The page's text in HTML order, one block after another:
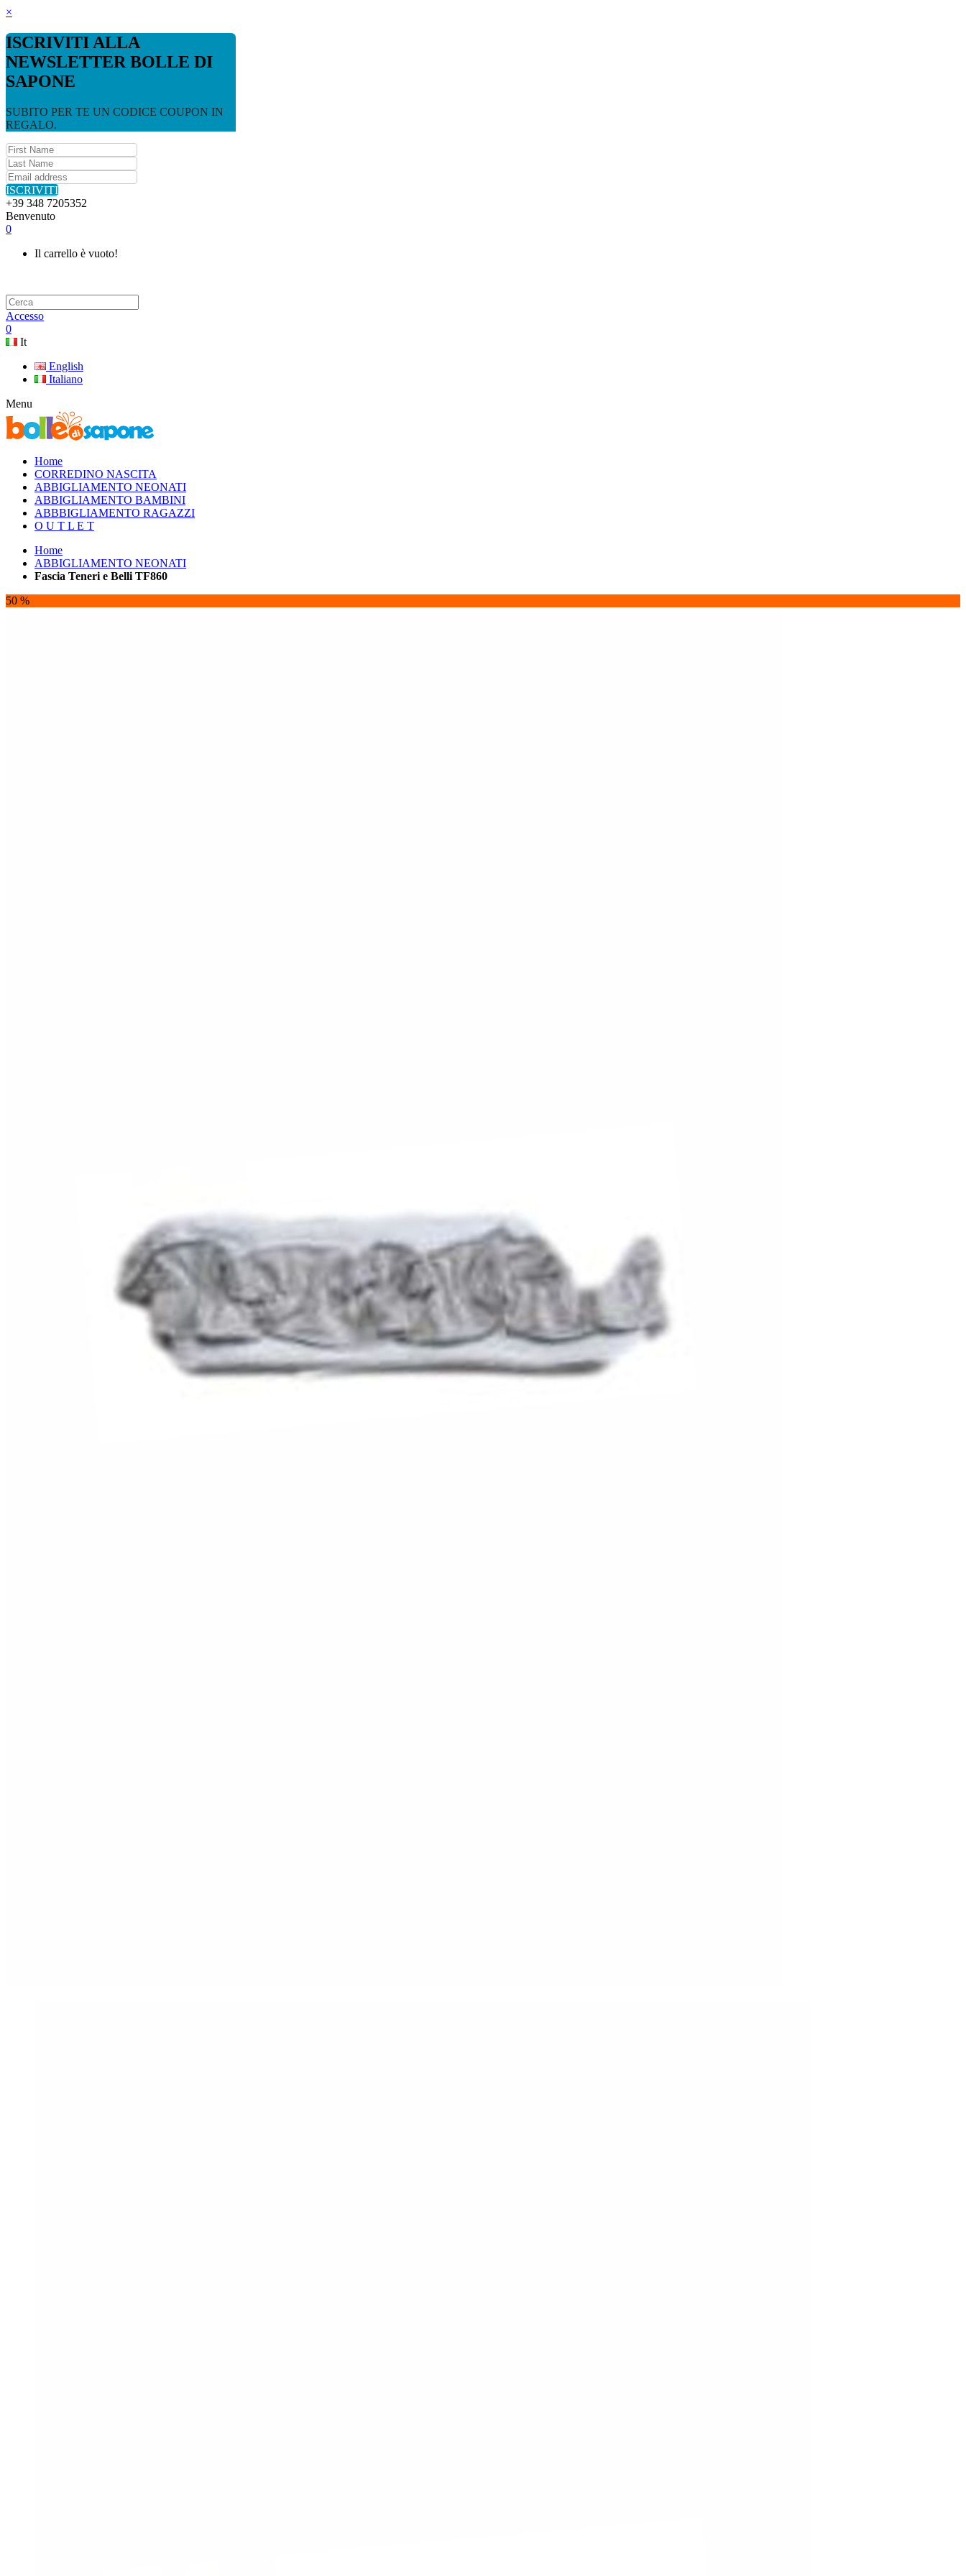
×
ISCRIVITI ALLA
NEWSLETTER BOLLE DI
SAPONE
SUBITO PER TE UN CODICE COUPON IN
REGALO.
ISCRIVITI
+39 348 7205352
Benvenuto
0
Il carrello è vuoto!
Accesso
0
It
English
Italiano
Menu
Home
CORREDINO NASCITA
ABBIGLIAMENTO NEONATI
ABBIGLIAMENTO BAMBINI
ABBBIGLIAMENTO RAGAZZI
O U T L E T
Home
ABBIGLIAMENTO NEONATI
Fascia Teneri e Belli TF860
50 %